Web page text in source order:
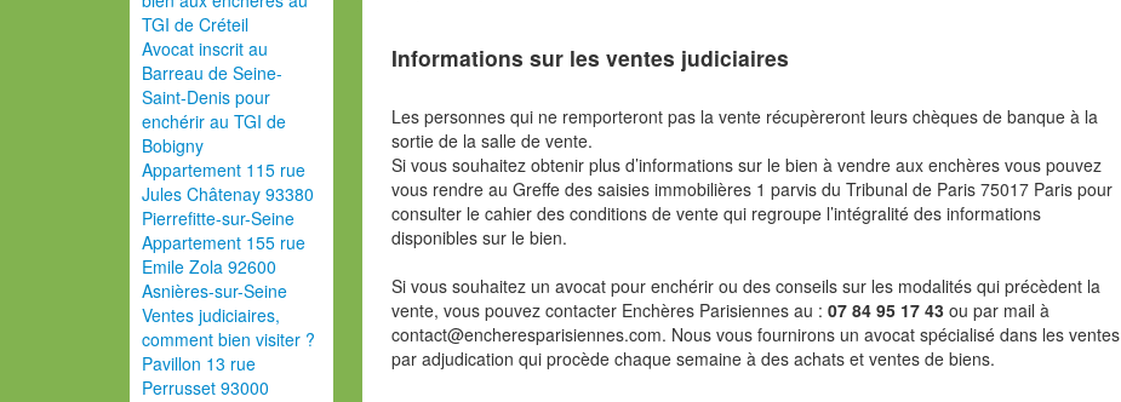
TGI de Créteil
Avocat inscrit au
Barreau de Seine-
Saint-Denis pour
enchérir au TGI de
Bobigny
Appartement 115 rue
Jules Châtenay 93380
Pierrefitte-sur-Seine
Appartement 155 rue
Emile Zola 92600
Asnières-sur-Seine
Ventes judiciaires,
comment bien visiter ?
Pavillon 13 rue
Perrusset 93000
Informations sur les ventes judiciaires
Les personnes qui ne remporteront pas la vente récupèreront leurs chèques de banque à la
sortie de la salle de vente.
Si vous souhaitez obtenir plus d’informations sur le bien à vendre aux enchères vous pouvez
vous rendre au Greffe des saisies immobilières 1 parvis du Tribunal de Paris 75017 Paris pour
consulter le cahier des conditions de vente qui regroupe l’intégralité des informations
disponibles sur le bien.
Si vous souhaitez un avocat pour enchérir ou des conseils sur les modalités qui précèdent la
vente, vous pouvez contacter Enchères Parisiennes au :07 84 95 17 43ou par mail à
contact@encheresparisiennes.com. Nous vous fournirons un avocat spécialisé dans les ventes
par adjudication qui procède chaque semaine à des achats et ventes de biens.